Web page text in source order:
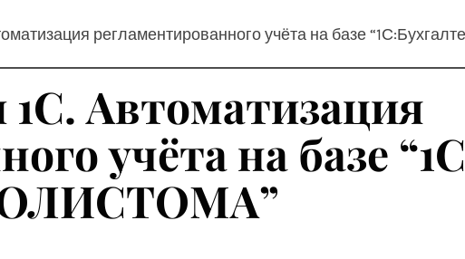
регламентированного учёта на базе
1С. Автоматизация
учёта на базе